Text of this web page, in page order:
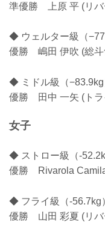
準優勝 上原 平 (リバ
◆ ウェルター級（
優勝 嶋田 伊吹 (総斗
◆ ミドル級（−83.9kg
優勝 田中 一矢 (トラ
女子
◆ ストロー級（-
優勝 Rivarola
◆ フライ級（-56.7kg
優勝 山田 彩夏 (リバ